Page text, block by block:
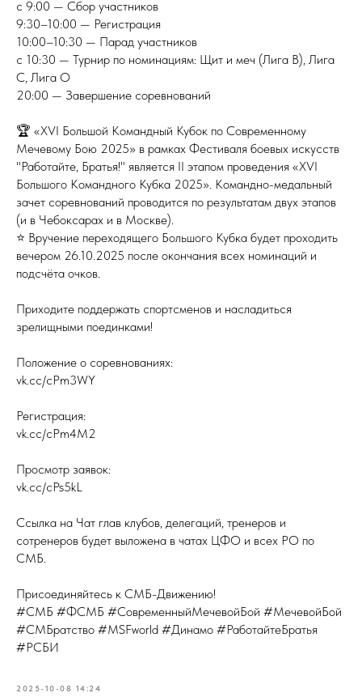
с 9:00 — Сбор участников
9:30–10:00 — Регистрация
10:00–10:30 — Парад участников
с 10:30 — Турнир по номинациям: Щит и меч (Лига В), Лига
С, Лига О
20:00 — Завершение соревнований
🏆 «XVI Большой Командный Кубок по Современному
Мечевому Бою 2025» в рамках Фестиваля боевых искусств
"Работайте, Братья!" является II этапом проведения «XVI
Большого Командного Кубка 2025». Командно-медальный
зачет соревнований проводится по результатам двух этапов
(и в Чебоксарах и в Москве).
⭐️ Вручение переходящего Большого Кубка будет проходить
вечером 26.10.2025 после окончания всех номинаций и
подсчёта очков.
Приходите поддержать спортсменов и насладиться
зрелищными поединками!
Положение о соревнованиях:
vk.cc/cPm3WY
Регистрация:
vk.cc/cPm4M2
Просмотр заявок:
vk.cc/cPs5kL
Ссылка на Чат глав клубов, делегаций, тренеров и
сотренеров будет выложена в чатах ЦФО и всех РО по
СМБ.
Присоединяйтесь к СМБ-Движению!
#СМБ #ФСМБ #СовременныйМечевойБой #МечевойБой
#СМБратство #MSFworld #Динамо #РаботайтеБратья
#РСБИ
2025-10-08 14:24